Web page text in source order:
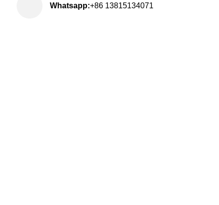
Whatsapp:+86 13815134071